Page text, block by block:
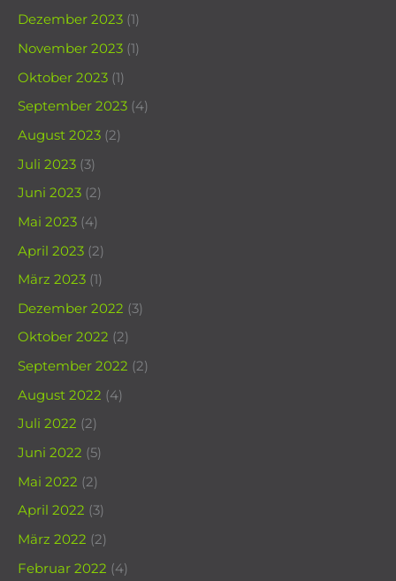
Dezember 2023 (1)
November 2023 (1)
Oktober 2023 (1)
September 2023 (4)
August 2023 (2)
Juli 2023 (3)
Juni 2023 (2)
Mai 2023 (4)
April 2023 (2)
März 2023 (1)
Dezember 2022 (3)
Oktober 2022 (2)
September 2022 (2)
August 2022 (4)
Juli 2022 (2)
Juni 2022 (5)
Mai 2022 (2)
April 2022 (3)
März 2022 (2)
Februar 2022 (4)